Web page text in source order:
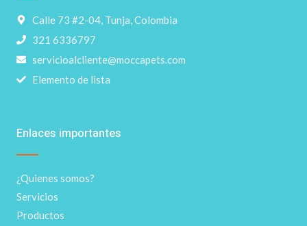
Enlaces importantes
¿Quienes somos?
Servicios
Productos
Calle 73 #2-04, Tunja, Colombia
321 6336797
servicioalcliente@moccapets.com
Elemento de lista